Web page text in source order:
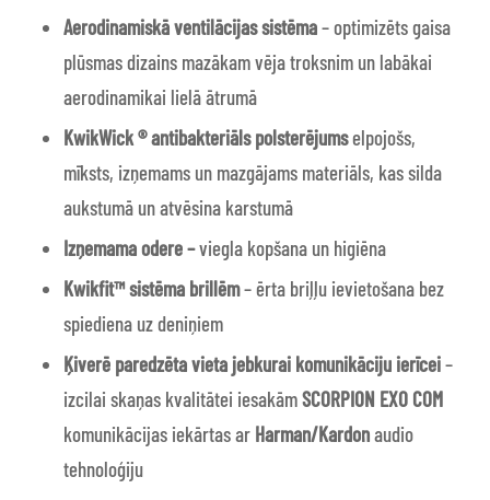
Aerodinamiskā ventilācijas sistēma– optimizēts gaisa
plūsmas dizains mazākam vēja troksnim un labākai
aerodinamikai lielā ātrumā
KwikWick ® antibakteriāls polsterējumselpojošs,
mīksts, izņemams un mazgājams materiāls, kas silda
aukstumā un atvēsina karstumā
Izņemama odere –viegla kopšana un higiēna
Kwikfit™ sistēma brillēm– ērta briļļu ievietošana bez
spiediena uz deniņiem
Ķiverē paredzēta vieta jebkurai komunikāciju ierīcei–
izcilai skaņas kvalitātei iesakāmSCORPION EXO COM
komunikācijas iekārtas ar Harman/Kardonaudio
tehnoloģiju